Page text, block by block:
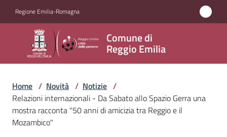
Regione Emilia-Romagna
Comune di
Reggio Emilia
Comune
di
Reggio
Emilia
Amministrazione
Home / Novità / Notizie /
Relazioni internazionali - Da Sabato allo Spazio Gerra una
mostra racconta "50 anni di amicizia tra Reggio e il
Mozambico"